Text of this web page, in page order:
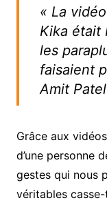
« La
Kika était
les
faisaient
Amit
Grâce aux
d’une personne
gestes qui nous
véritables